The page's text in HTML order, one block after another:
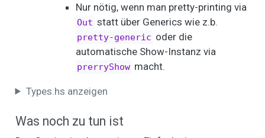
Nur nötig, wenn man pretty-printing via
Out statt über Generics wie z.b.
pretty-generic oder die
automatische Show-Instanz via
prerryShow macht.
Types.hs anzeigen
Was noch zu tun ist